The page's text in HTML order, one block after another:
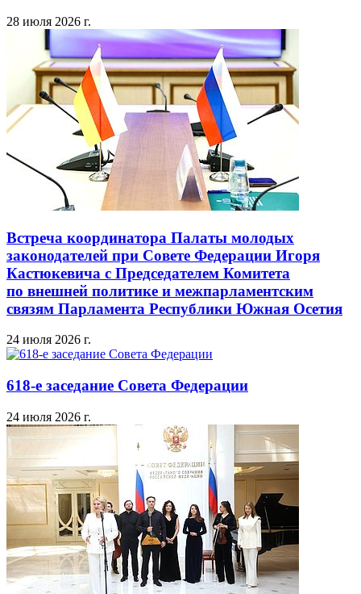
28 июля 2026 г.
Встреча координатора Палаты молодых
законодателей при Совете Федерации Игоря
Кастюкевича с Председателем Комитета
по внешней политике и межпарламентским
связям Парламента Республики Южная Осетия
24 июля 2026 г.
618-е заседание Совета Федерации
24 июля 2026 г.